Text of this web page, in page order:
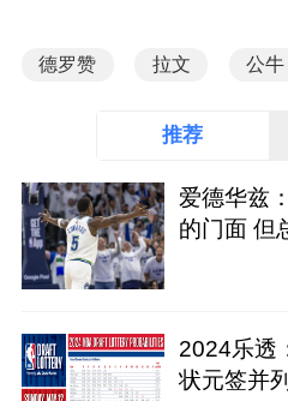
德罗赞 拉文 公牛
推荐
爱德华兹
的门面 但
2024乐透
状元签并